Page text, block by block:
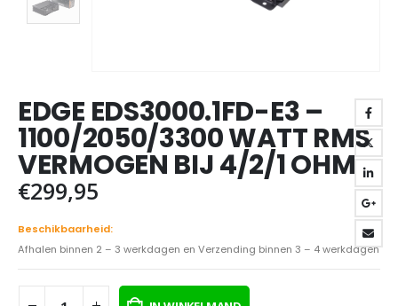
EDGE EDS3000.1FD-E3 –
1100/2050/3300 WATT RMS
VERMOGEN BIJ 4/2/1 OHM
€299,95
Beschikbaarheid:
Afhalen binnen 2 – 3 werkdagen en Verzending binnen 3 – 4 werkdagen